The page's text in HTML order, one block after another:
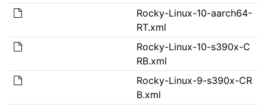
Rocky-Linux-10-aarch64-
RT.xml
Rocky-Linux-10-s390x-C
RB.xml
Rocky-Linux-9-s390x-CR
B.xml